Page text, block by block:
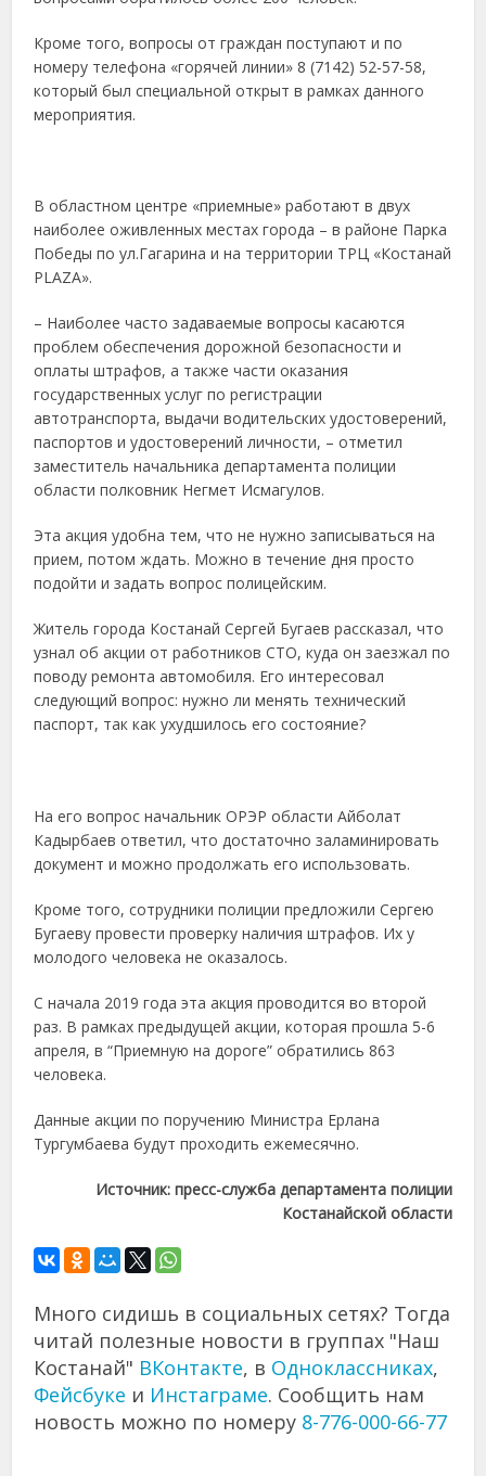
Кроме того, вопросы от граждан поступают и по
номеру телефона «горячей линии» 8 (7142) 52-57-58,
который был специальной открыт в рамках данного
мероприятия.
В областном центре «приемные» работают в двух
наиболее оживленных местах города – в районе Парка
Победы по ул.Гагарина и на территории ТРЦ «Костанай
PLAZA».
– Наиболее часто задаваемые вопросы касаются
проблем обеспечения дорожной безопасности и
оплаты штрафов, а также части оказания
государственных услуг по регистрации
автотранспорта, выдачи водительских удостоверений,
паспортов и удостоверений личности, – отметил
заместитель начальника департамента полиции
области полковник Негмет Исмагулов.
Эта акция удобна тем, что не нужно записываться на
прием, потом ждать. Можно в течение дня просто
подойти и задать вопрос полицейским.
Житель города Костанай Сергей Бугаев рассказал, что
узнал об акции от работников СТО, куда он заезжал по
поводу ремонта автомобиля. Его интересовал
следующий вопрос: нужно ли менять технический
паспорт, так как ухудшилось его состояние?
На его вопрос начальник ОРЭР области Айболат
Кадырбаев ответил, что достаточно заламинировать
документ и можно продолжать его использовать.
Кроме того, сотрудники полиции предложили Сергею
Бугаеву провести проверку наличия штрафов. Их у
молодого человека не оказалось.
С начала 2019 года эта акция проводится во второй
раз. В рамках предыдущей акции, которая прошла 5-6
апреля, в “Приемную на дороге” обратились 863
человека.
Данные акции по поручению Министра Ерлана
Тургумбаева будут проходить ежемесячно.
Источник: пресс-служба департамента полиции
Костанайской области
Много сидишь в социальных сетях? Тогда
читай полезные новости в группах "Наш
Костанай" ВКонтакте, в Одноклассниках,
Фейсбуке и Инстаграме. Сообщить нам
новость можно по номеру 8-776-000-66-77